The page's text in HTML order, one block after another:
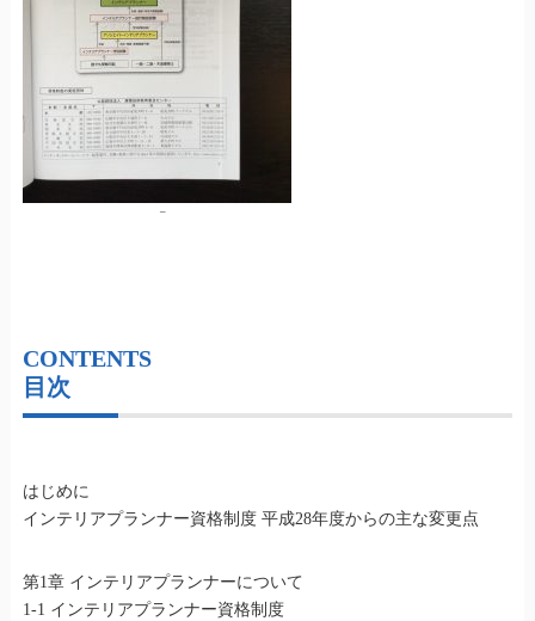
–
CONTENTS
目次
はじめに
インテリアプランナー資格制度 平成28年度からの主な変更点
第1章 インテリアプランナーについて
1-1 インテリアプランナー資格制度